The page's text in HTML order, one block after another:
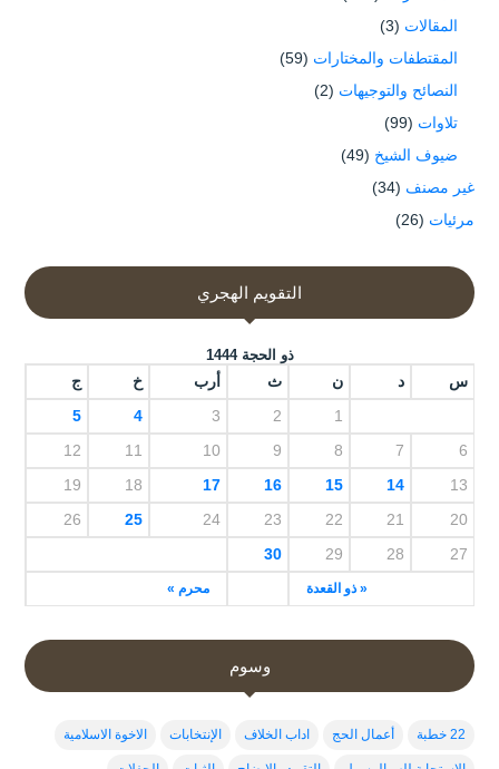
المقالات (3)
المقتطفات والمختارات (59)
النصائح والتوجيهات (2)
تلاوات (99)
ضيوف الشيخ (49)
غير مصنف (34)
مرئيات (26)
التقويم الهجري
ذو الحجة 1444
س د ن ث أرب خ ج
« ذو القعدة محرم »
1
2
3
4
5
6
7
8
9
10
11
12
13
14
15
16
17
18
19
20
21
22
23
24
25
26
27
28
29
30
وسوم
22 خطبة أعمال الحج اداب الخلاف الإنتخابات الاخوة الاسلامية